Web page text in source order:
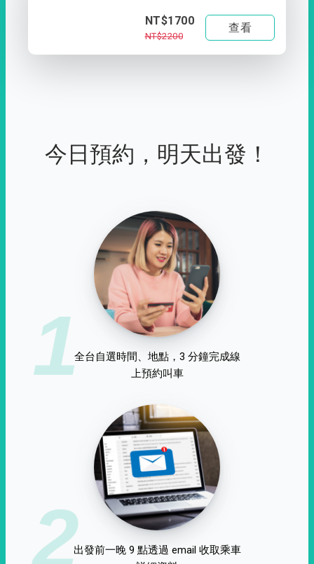
NT$1700
NT$2200
查看
今日預約，明天出發！
1全台自選時間、地點，3 分鐘完成線
上預約叫車
2出發前一晚 9 點透過 email 收取乘車